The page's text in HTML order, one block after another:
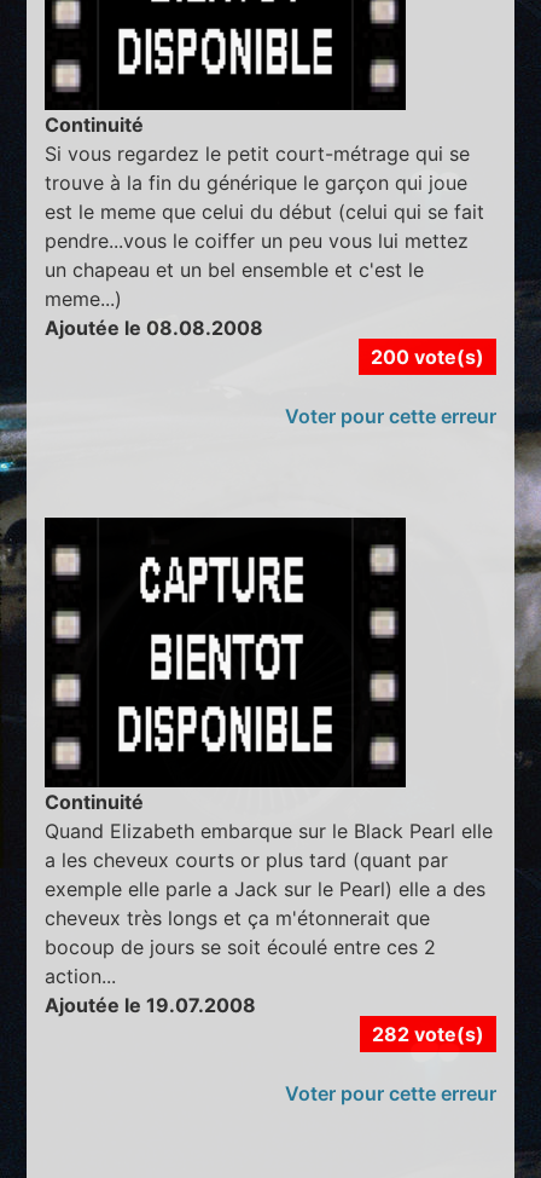
Continuité
Si vous regardez le petit court-métrage qui se
trouve à la fin du générique le garçon qui joue
est le meme que celui du début (celui qui se fait
pendre...vous le coiffer un peu vous lui mettez
un chapeau et un bel ensemble et c'est le
meme...)
Ajoutée le 08.08.2008
200 vote(s)
Voter pour cette erreur
Continuité
Quand Elizabeth embarque sur le Black Pearl elle
a les cheveux courts or plus tard (quant par
exemple elle parle a Jack sur le Pearl) elle a des
cheveux très longs et ça m'étonnerait que
bocoup de jours se soit écoulé entre ces 2
action...
Ajoutée le 19.07.2008
282 vote(s)
Voter pour cette erreur